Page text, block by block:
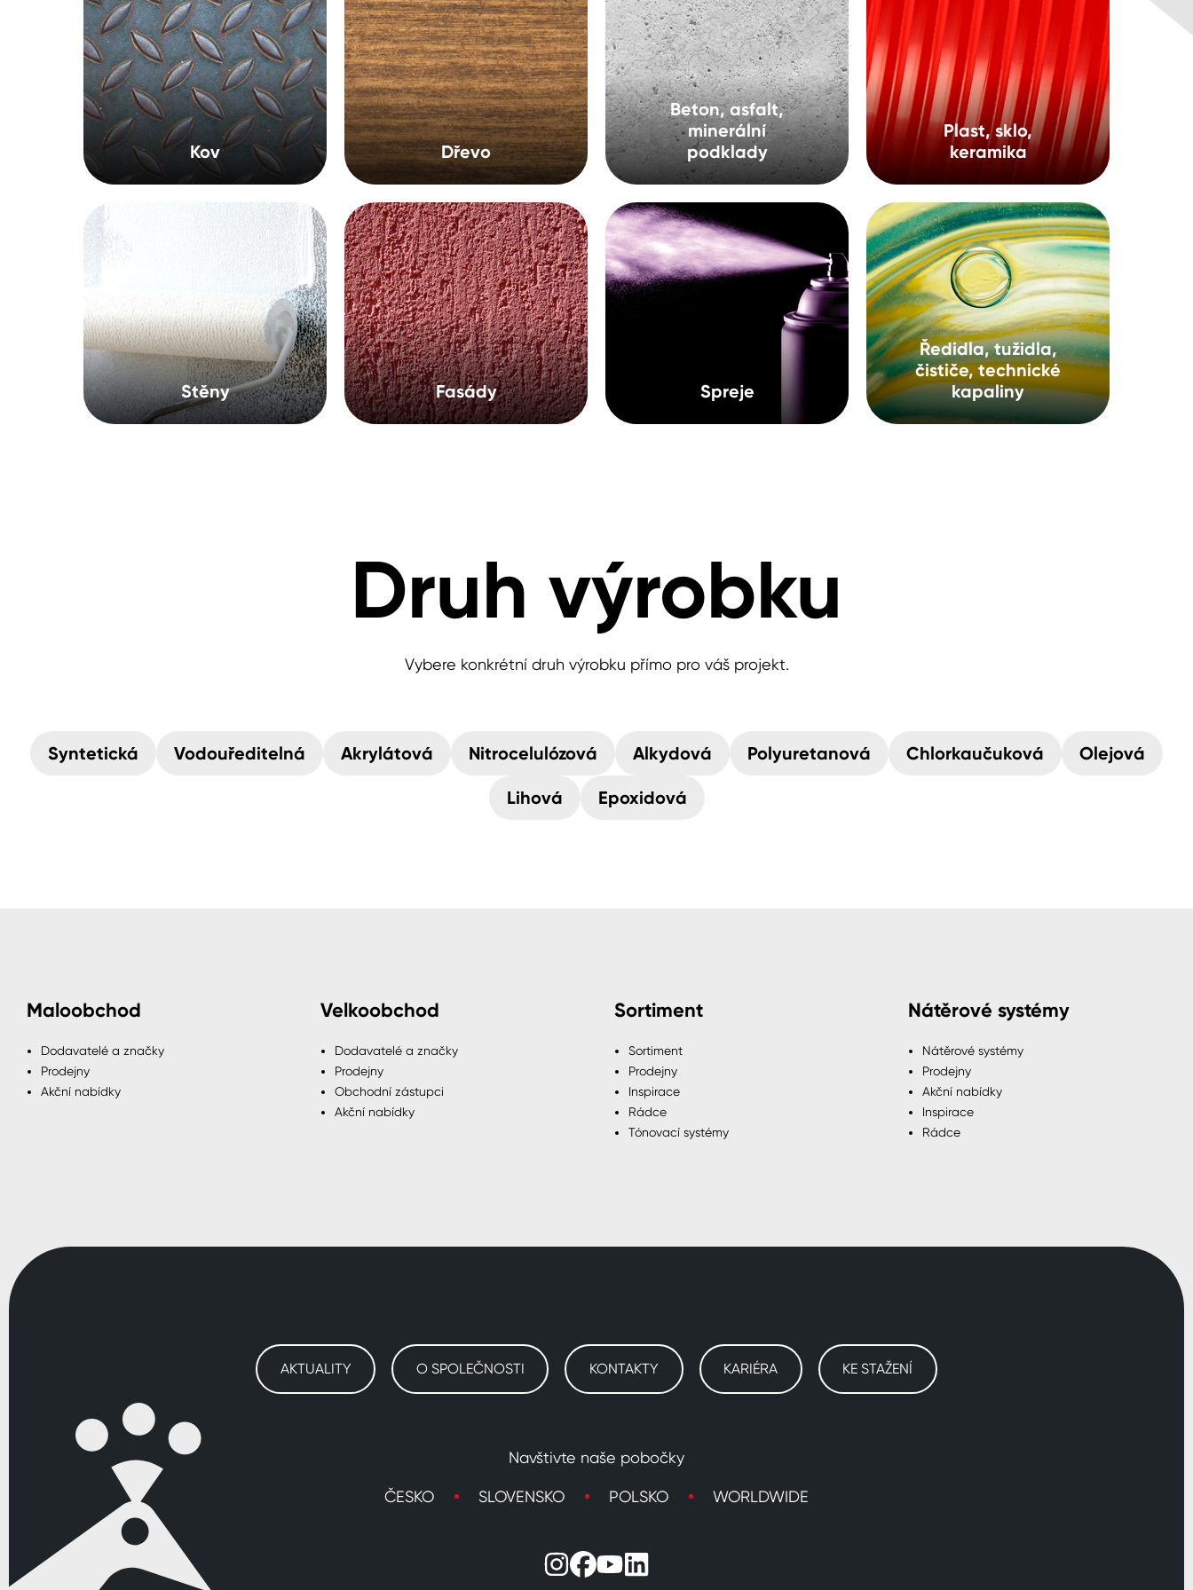
Spreje
Ředidla, tužidla, čističe, technické
kapaliny
Kov Dřevo
Beton, asfalt,
minerální
podklady
Plast, sklo,
keramika
Stěny Fasády Spreje
Ředidla, tužidla,
čističe, technické
kapaliny
Druh výrobku
Vybere konkrétní druh výrobku přímo pro váš projekt.
Syntetická Vodouředitelná Akrylátová Nitrocelulózová Alkydová Polyuretanová Chlorkaučuková Olejová
Lihová Epoxidová
Maloobchod
Dodavatelé a značky
Prodejny
Akční nabídky
Velkoobchod
Dodavatelé a značky
Prodejny
Obchodní zástupci
Akční nabídky
Sortiment
Sortiment
Prodejny
Inspirace
Rádce
Tónovací systémy
Nátěrové systémy
Nátěrové systémy
Prodejny
Akční nabídky
Inspirace
Rádce
AKTUALITY O SPOLEČNOSTI KONTAKTY KARIÉRA KE STAŽENÍ
Navštivte naše pobočky
ČESKO SLOVENSKO POLSKO WORLDWIDE